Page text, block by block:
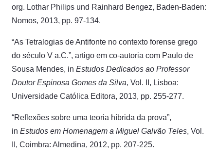
org. Lothar Philips und Rainhard Bengez, Baden-Baden:
Nomos, 2013, pp. 97-134.
“As Tetralogias de Antifonte no contexto forense grego
do século V a.C.”, artigo em co-autoria com Paulo de
Sousa Mendes, in Estudos Dedicados ao Professor
Doutor Espinosa Gomes da Silva, Vol. II, Lisboa:
Universidade Católica Editora, 2013, pp. 255-277.
“Reflexões sobre uma teoria híbrida da prova”,
in Estudos em Homenagem a Miguel Galvão Teles, Vol.
II, Coimbra: Almedina, 2012, pp. 207-225.